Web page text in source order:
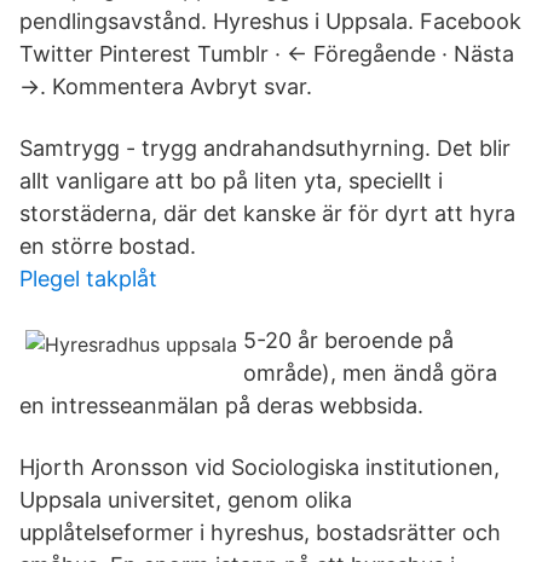
pendlingsavstånd. Hyreshus i Uppsala. Facebook
Twitter Pinterest Tumblr · ← Föregående · Nästa
→. Kommentera Avbryt svar.
Samtrygg - trygg andrahandsuthyrning. Det blir
allt vanligare att bo på liten yta, speciellt i
storstäderna, där det kanske är för dyrt att hyra
en större bostad.
Plegel takplåt
5-20 år beroende på
område), men ändå göra
en intresseanmälan på deras webbsida.
Hjorth Aronsson vid Sociologiska institutionen,
Uppsala universitet, genom olika
upplåtelseformer i hyreshus, bostadsrätter och